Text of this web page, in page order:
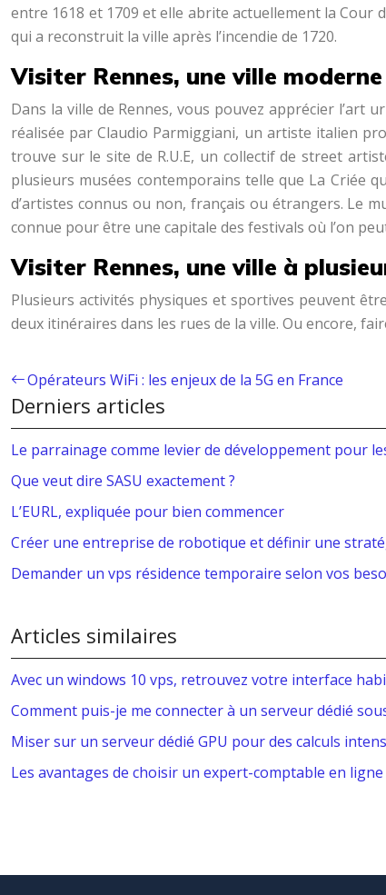
entre 1618 et 1709 et elle abrite actuellement la Cour
qui a reconstruit la ville après l’incendie de 1720.
Visiter Rennes, une ville moderne
Dans la ville de Rennes, vous pouvez apprécier l’art
réalisée par Claudio Parmiggiani, un artiste italien
trouve sur le site de R.U.E, un collectif de street
plusieurs musées contemporains telle que La Criée
d’artistes connus ou non, français ou étrangers. Le
connue pour être une capitale des festivals où l’on
Visiter Rennes, une ville à
Plusieurs activités physiques et sportives peuvent
deux itinéraires dans les rues de la ville. Ou encore,
Opérateurs WiFi : les enjeux de la 5G en France
Derniers articles
Le parrainage comme levier de développement pour
Que veut dire SASU exactement ?
L’EURL, expliquée pour bien commencer
Créer une entreprise de robotique et définir une
Demander un vps résidence temporaire selon vos
Articles similaires
Avec un windows 10 vps, retrouvez votre interface
Comment puis-je me connecter à un serveur dédié
Miser sur un serveur dédié GPU pour des calculs
Les avantages de choisir un expert-comptable en